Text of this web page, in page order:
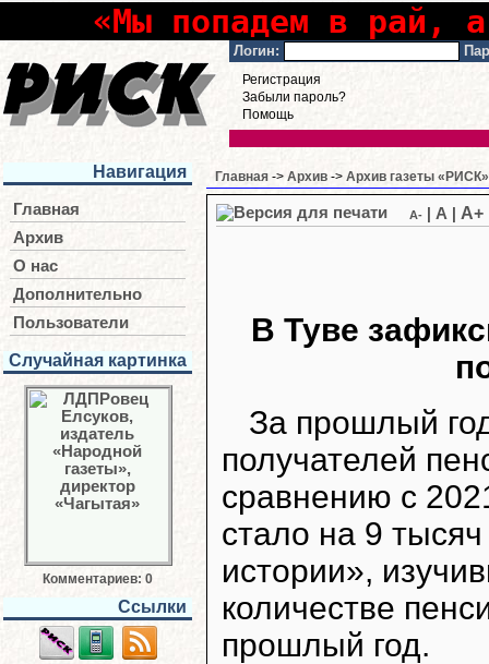
«Мы попадем в рай,
Логин:
Регистрация
Забыли пароль?
Помощь
Навигация
Главная
Архив
О нас
Дополнительно
Пользователи
Случайная картинка
Комментариев: 0
Ссылки
Главная -> Архив -> Архив газеты «РИСК»
A- A A+
В Туве
За прошлый
получателей
сравнению с
стало на 9
истории»,
количестве
прошлый год.